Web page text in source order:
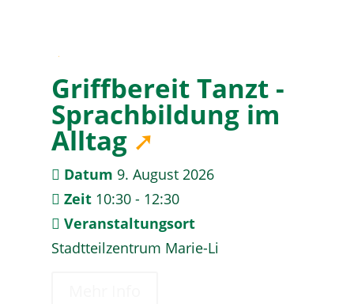
August
Griffbereit Tanzt -
Sprachbildung im
Alltag
Datum 9. August 2026
Zeit 10:30 - 12:30
Veranstaltungsort
Stadtteilzentrum Marie-Li